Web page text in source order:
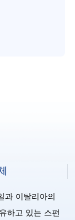
과 이탈리아의
하고 있는 스펀